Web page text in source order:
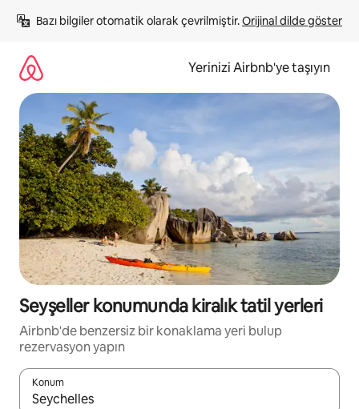
atla
Bazı bilgiler otomatik olarak çevrilmiştir. Orijinal dilde göster
Yerinizi Airbnb'ye taşıyın
Seyşeller konumunda kiralık tatil yerleri
Airbnb'de benzersiz bir konaklama yeri bulup
rezervasyon yapın
Konum
Sonuçlar kullanılabilir olduğunda yukarı ve aşağı oklarıyla